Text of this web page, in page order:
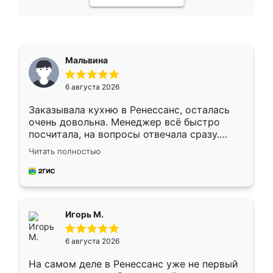
Мальвина
6 августа 2026
Заказывала кухню в Ренессанс, осталась
очень довольна. Менеджер всё быстро
посчитала, на вопросы отвечала сразу.
Замерщик приехал в субботу, подошёл к
делу со всей ответственностью. Собрали
за день, ребята работали аккуратно, даже
Читать полностью
Игорь М.
6 августа 2026
На самом деле в Ренессанс уже не первый